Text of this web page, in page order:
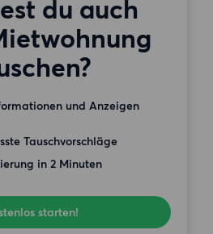
du auch
und Anzeigen
Tauschvorschläge
in 2 Minuten
starten!